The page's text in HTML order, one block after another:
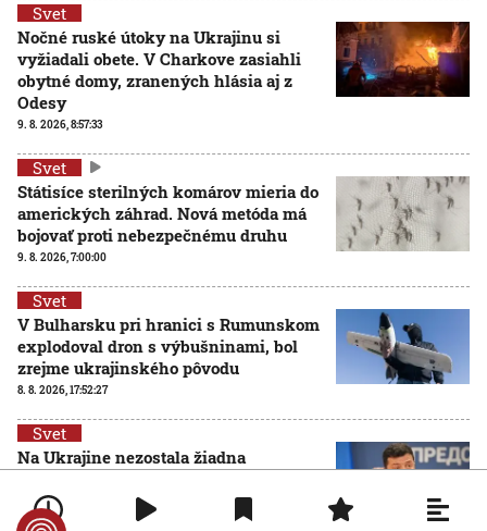
Svet
Nočné ruské útoky na Ukrajinu si
vyžiadali obete. V Charkove zasiahli
obytné domy, zranených hlásia aj z
Odesy
9. 8. 2026, 8:57:33
Svet
Státisíce sterilných komárov mieria do
amerických záhrad. Nová metóda má
bojovať proti nebezpečnému druhu
9. 8. 2026, 7:00:00
Svet
V Bulharsku pri hranici s Rumunskom
explodoval dron s výbušninami, bol
zrejme ukrajinského pôvodu
8. 8. 2026, 17:52:27
Svet
Na Ukrajine nezostala žiadna
V. Zelenskyj
8. 8. 2026, 15:34:46